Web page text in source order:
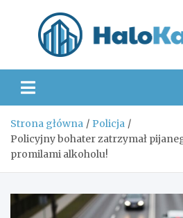
Strona główna
Policja
Policyjny bohater zatrzymał
promilami alkoholu!